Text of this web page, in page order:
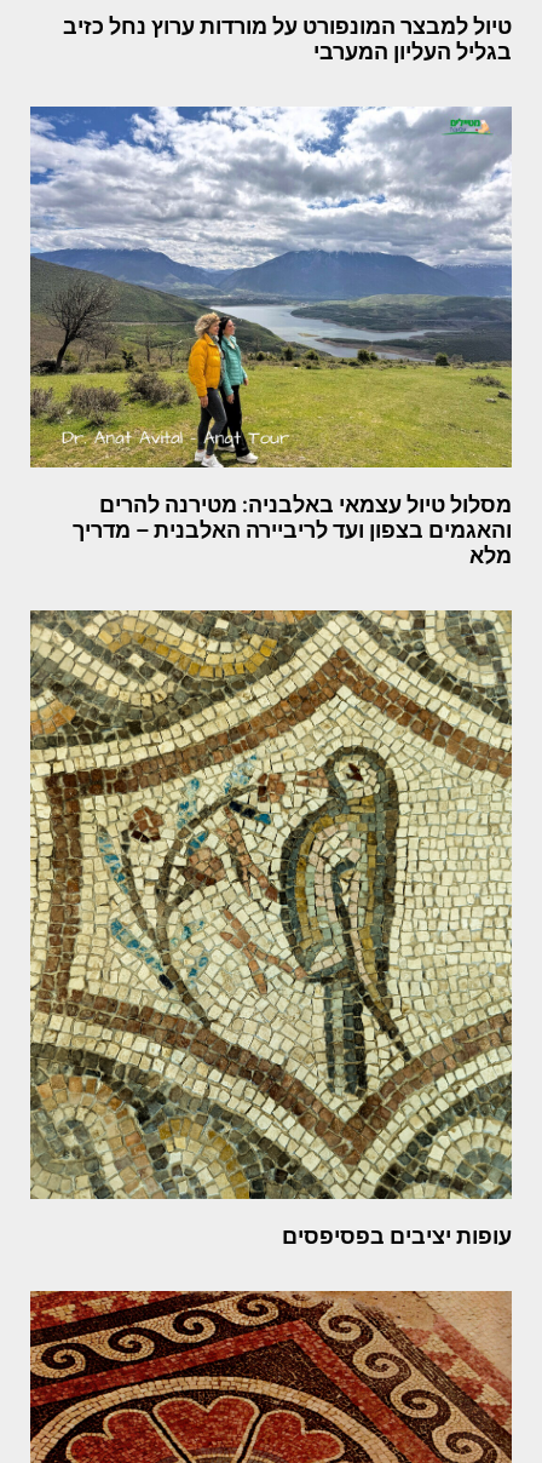
טיול למבצר המונפורט על מורדות ערוץ נחל כזיב
בגליל העליון המערבי
מסלול טיול עצמאי באלבניה: מטירנה להרים
והאגמים בצפון ועד לריביירה האלבנית – מדריך
מלא
עופות יציבים בפסיפסים